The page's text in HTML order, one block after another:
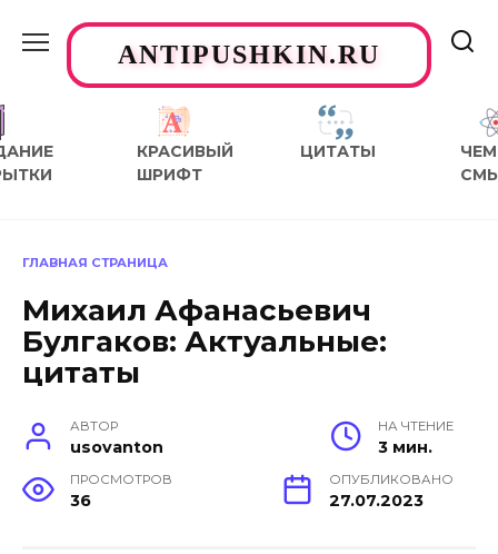
содержаниюANTIPUSHKIN.RU
КРАСИВЫЙ
ШРИФТ
ЦИТАТЫ
ЧЕМ
ГЛАВНАЯ СТРАНИЦА
Михаил Афанасьевич
Булгаков: Актуальные:
цитаты
АВТОР
usovanton
НА ЧТЕНИЕ
3 мин.
ПРОСМОТРОВ
36
ОПУБЛИКОВАНО
27.07.2023